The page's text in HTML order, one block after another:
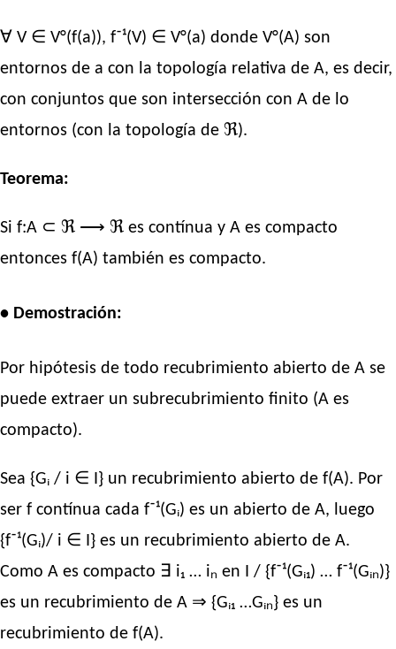
∀ V ∈ V°(f(a)), f⁻¹(V) ∈ V°(a) donde V°(A) son
entornos de a con la topología relativa de A, es decir,
con conjuntos que son intersección con A de lo
entornos (con la topología de ℜ).
Teorema:
Si f:A ⊂ ℜ ⟶ ℜ es contínua y A es compacto
entonces f(A) también es compacto.
• Demostración:
Por hipótesis de todo recubrimiento abierto de A se
puede extraer un subrecubrimiento finito (A es
compacto).
Sea {Gᵢ / i ∈ I} un recubrimiento abierto de f(A). Por
ser f contínua cada f⁻¹(Gᵢ) es un abierto de A, luego
{f⁻¹(Gᵢ)/ i ∈ I} es un recubrimiento abierto de A.
Como A es compacto ∃ i₁ … iₙ en I / {f⁻¹(Gᵢ₁) … f⁻¹(Gᵢₙ)}
es un recubrimiento de A ⇒ {Gᵢ₁ …Gᵢₙ} es un
recubrimiento de f(A).